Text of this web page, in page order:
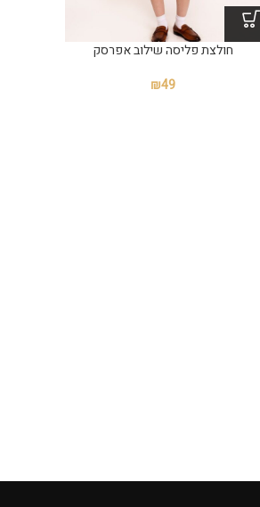
חולצת פליסה שילוב אפרסק
₪49